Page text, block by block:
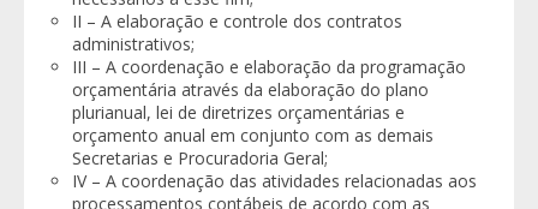
II – A elaboração e controle dos contratos
administrativos;
III – A coordenação e elaboração da programação
orçamentária através da elaboração do plano
plurianual, lei de diretrizes orçamentárias e
orçamento anual em conjunto com as demais
Secretarias e Procuradoria Geral;
IV – A coordenação das atividades relacionadas aos
processamentos contábeis de acordo com as